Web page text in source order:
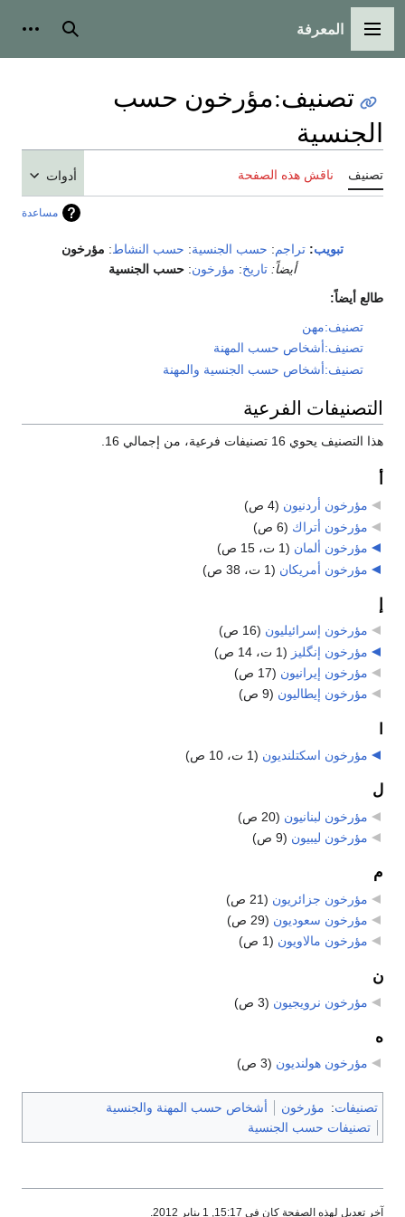
القائمة الرئيسية
المعرفة بحث
تصنيف:مؤرخون حسب
الجنسية
تصنيف ناقش هذه الصفحة أدوات
مساعدة
تبويب: تراجم: حسب الجنسية: حسب النشاط: مؤرخون
أيضاً: تاريخ: مؤرخون: حسب الجنسية
طالع أيضاً:
تصنيف:مهن
تصنيف:أشخاص حسب المهنة
تصنيف:أشخاص حسب الجنسية والمهنة
التصنيفات الفرعية
هذا التصنيف يحوي 16 تصنيفات فرعية، من إجمالي 16.
مؤرخون أردنيون (4 ص)
مؤرخون أتراك (6 ص)
مؤرخون ألمان (1 ت، 15 ص)
مؤرخون أمريكان (1 ت، 38 ص)
إ
مؤرخون إسرائيليون (16 ص)
مؤرخون إنگليز (1 ت، 14 ص)
مؤرخون إيرانيون (17 ص)
مؤرخون إيطاليون (9 ص)
مؤرخون اسكتلنديون (1 ت، 10 ص)
ل
مؤرخون لبنانيون (20 ص)
مؤرخون ليبيون (9 ص)
م
مؤرخون جزائريون (21 ص)
مؤرخون سعوديون (29 ص)
مؤرخون مالاويون (1 ص)
ن
مؤرخون نرويجيون (3 ص)
ه
مؤرخون هولنديون (3 ص)
تصنيفات: مؤرخون
أشخاص حسب المهنة والجنسية
تصنيفات حسب الجنسية
آخر تعديل لهذه الصفحة كان في 15:17, 1 يناير 2012.